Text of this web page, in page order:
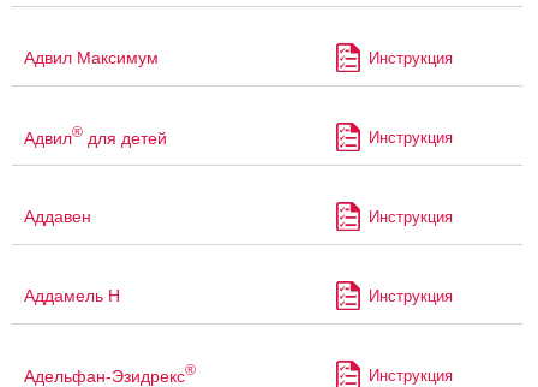
Адвил Максимум Инструкция
Адвил® для детей Инструкция
Аддавен Инструкция
Аддамель Н Инструкция
Адельфан-Эзидрекс® Инструкция